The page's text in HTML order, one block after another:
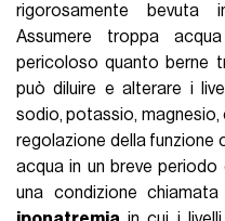
rigorosamente bevuta
Assumere troppa
pericoloso quanto berne
può diluire e alterare i
sodio, potassio, magnesio,
regolazione della funzione
acqua in un breve
una condizione chiamata